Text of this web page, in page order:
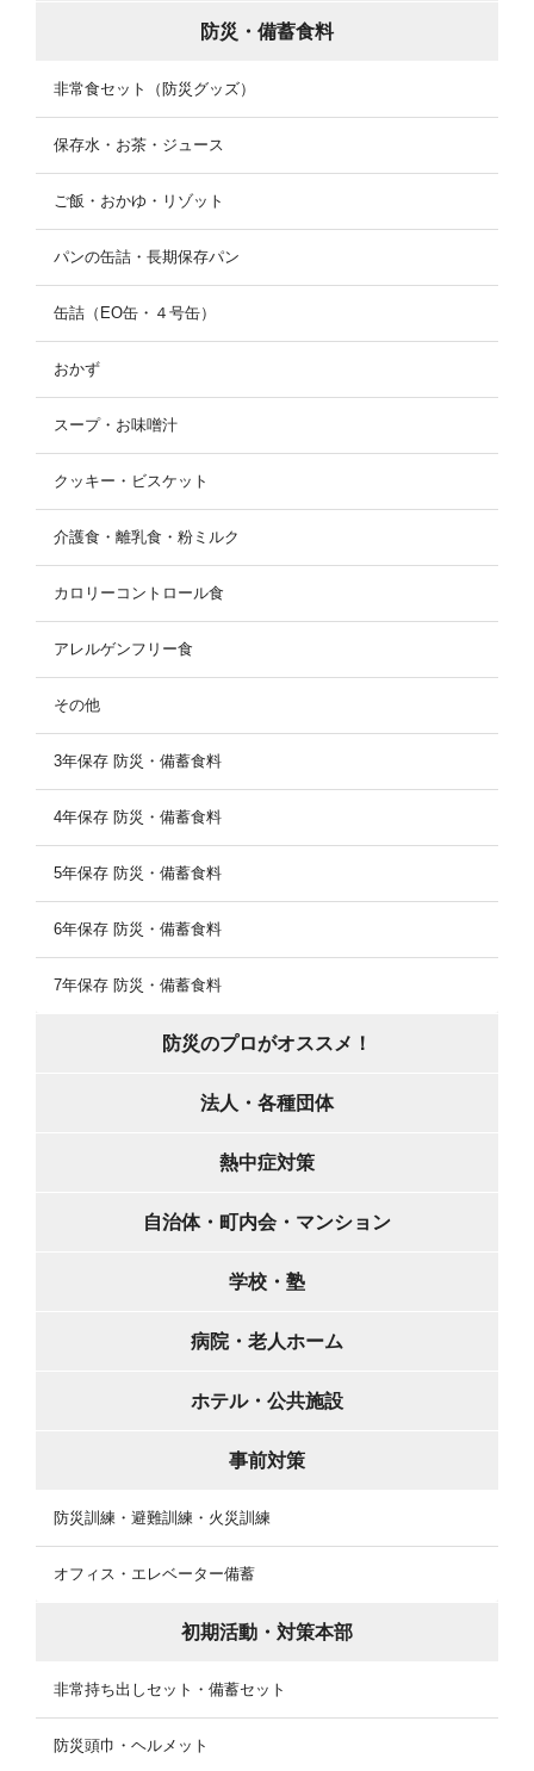
防災・備蓄食料
非常食セット（防災グッズ）
保存水・お茶・ジュース
ご飯・おかゆ・リゾット
パンの缶詰・長期保存パン
缶詰（EO缶・４号缶）
おかず
スープ・お味噌汁
クッキー・ビスケット
介護食・離乳食・粉ミルク
カロリーコントロール食
アレルゲンフリー食
その他
3年保存 防災・備蓄食料
4年保存 防災・備蓄食料
5年保存 防災・備蓄食料
6年保存 防災・備蓄食料
7年保存 防災・備蓄食料
防災のプロがオススメ！
法人・各種団体
熱中症対策
自治体・町内会・マンション
学校・塾
病院・老人ホーム
ホテル・公共施設
事前対策
防災訓練・避難訓練・火災訓練
オフィス・エレベーター備蓄
初期活動・対策本部
非常持ち出しセット・備蓄セット
防災頭巾・ヘルメット